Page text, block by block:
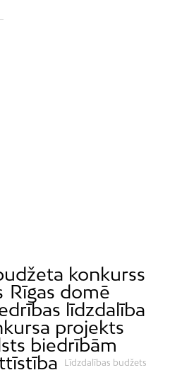
konkurss
Rīgas domē
līdzdalība
projekts
biedrībām
Līdzdalības budžets